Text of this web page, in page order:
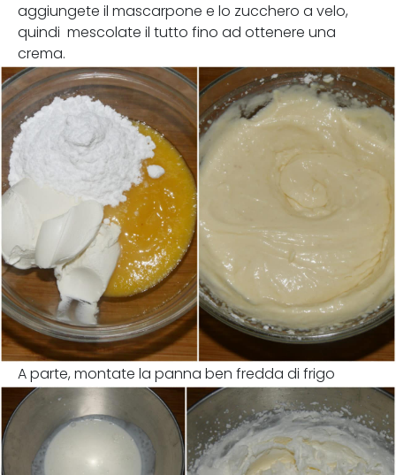
aggiungete il mascarpone e lo zucchero a velo,
quindi mescolate il tutto fino ad ottenere una
crema.
A parte, montate la panna ben fredda di frigo